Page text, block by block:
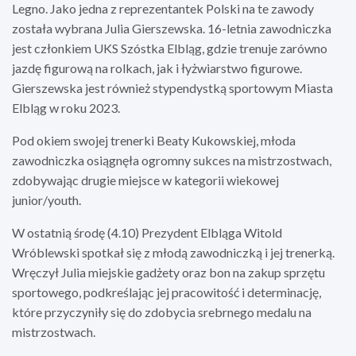
Legno. Jako jedna z reprezentantek Polski na te zawody
została wybrana Julia Gierszewska. 16-letnia zawodniczka
jest członkiem UKS Szóstka Elbląg, gdzie trenuje zarówno
jazdę figurową na rolkach, jak i łyżwiarstwo figurowe.
Gierszewska jest również stypendystką sportowym Miasta
Elbląg w roku 2023.
Pod okiem swojej trenerki Beaty Kukowskiej, młoda
zawodniczka osiągnęła ogromny sukces na mistrzostwach,
zdobywając drugie miejsce w kategorii wiekowej
junior/youth.
W ostatnią środę (4.10) Prezydent Elbląga Witold
Wróblewski spotkał się z młodą zawodniczką i jej trenerką.
Wręczył Julia miejskie gadżety oraz bon na zakup sprzętu
sportowego, podkreślając jej pracowitość i determinację,
które przyczyniły się do zdobycia srebrnego medalu na
mistrzostwach.